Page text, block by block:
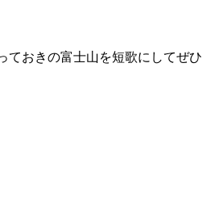
ておきの富士山を短歌にしてぜひ